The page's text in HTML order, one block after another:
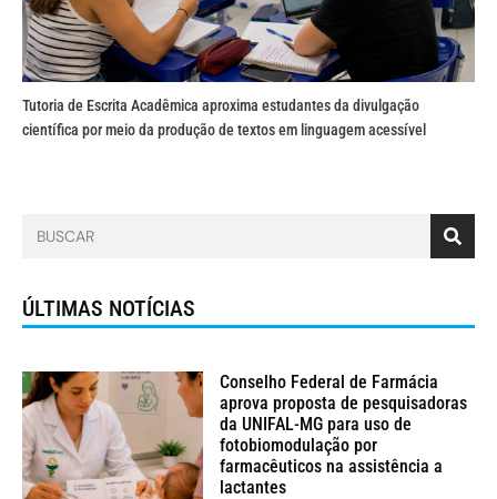
Tutoria de Escrita Acadêmica aproxima estudantes da divulgação
científica por meio da produção de textos em linguagem acessível
ÚLTIMAS NOTÍCIAS
Conselho Federal de Farmácia
aprova proposta de pesquisadoras
da UNIFAL-MG para uso de
fotobiomodulação por
farmacêuticos na assistência a
lactantes